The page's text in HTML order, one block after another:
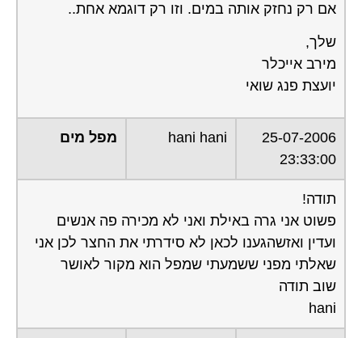
אם רק נחזק אותה במים. וזו רק דוגמא אחת..
שלך,
מירב אייכלר
יועצת פנג שואי
25-07-2006
23:33:00
hani hani מפל מים
תודה!
פשוט אני גרה באילת ואני לא מכירה פה אנשים
ועדין ואזשהגענו לכאן לא סידרתי את החצר לכן אני
שאלתי מפני ששמעתי שמפל הוא מקור לאושר
שוב תודה
hani